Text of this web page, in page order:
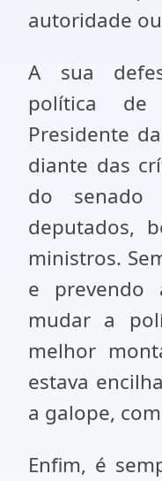
autoridade
A sua
política
Presidente
diante das
do
deputados,
ministros.
e prevendo
mudar a
melhor
estava
a galope,
Enfim, é